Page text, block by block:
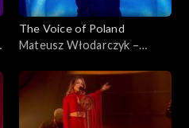
The Voice of Poland
Mateusz Włodarczyk –
„The Voice of Poland”, Live 3,
22 listopada 2025